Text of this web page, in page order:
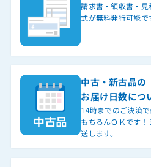
請求書・領収書・
式が無料発行可能で
中古・新古品の
お届け日数につ
14時までのご決済
もちろんＯＫです
送します。